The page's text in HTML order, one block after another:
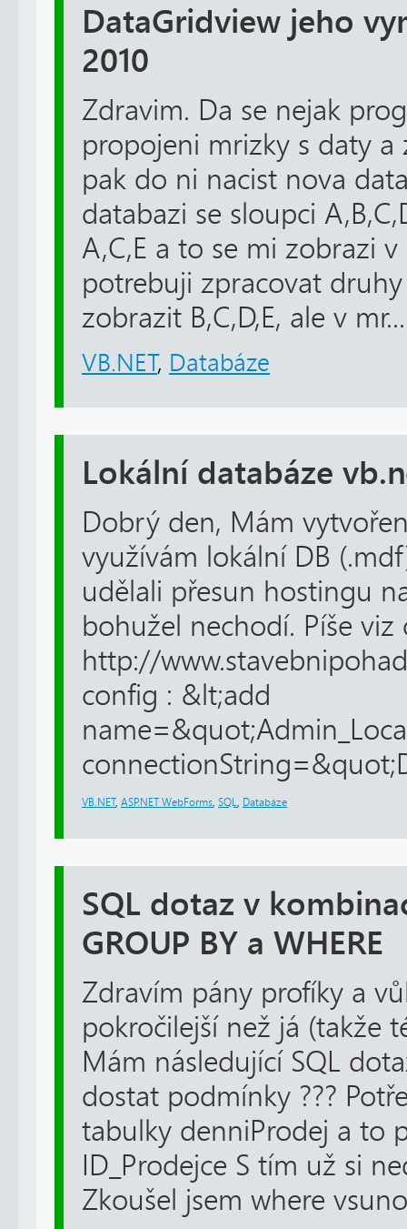
DataGridview jeho
2010
Zdravim. Da se nejak
propojeni mrizky s daty a
pak do ni nacist nova
databazi se sloupci
A,C,E a to se mi zobrazi
potrebuji zpracovat
zobrazit B,C,D,E, ale v mr...
VB.NET, Databáze
Lokální databáze
Dobrý den, Mám
využívám lokální DB
udělali přesun hostingu
bohužel nechodí. Píše viz
http://
config : &lt;add
VB.NET, ASP.NET WebForms SQL Databáze
SQL dotaz v
GROUP BY a WHERE
Zdravím pány profíky a
pokročilejší než já (takže
Mám následující SQL
dostat podmínky ???
tabulky denniProdej a to
ID_Prodejce S tím už si
Zkoušel jsem where